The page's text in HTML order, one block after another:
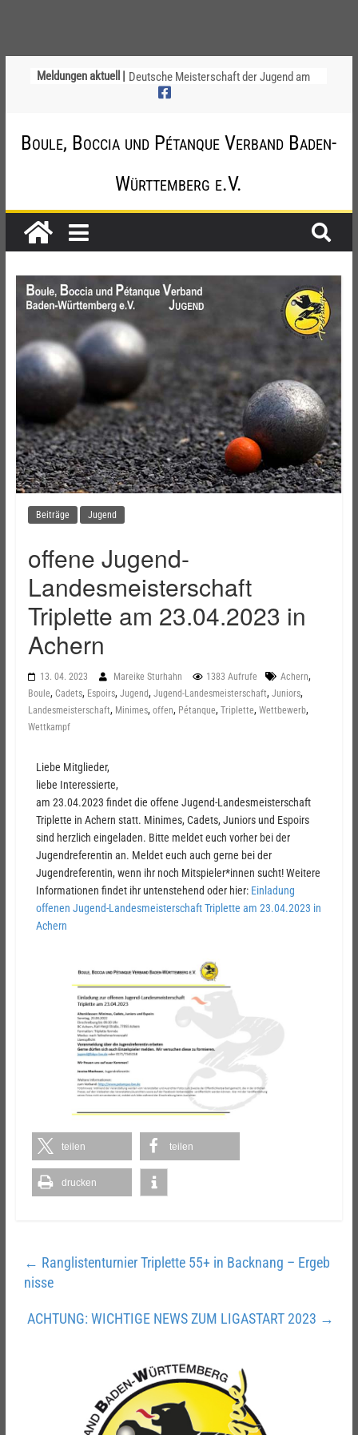
Meldungen aktuell | Deutsche Meisterschaft der Jugend am
12. / 13. September 2026 – die
am 20.09.2026
2026
Jahr beim TSV Badenia Feudenheim
Boule, Boccia und Pétanque Verband Baden-
Württemberg e.V.
Beiträge Jugend
offene Jugend-
Landesmeisterschaft ​
Triplette am 23.04.2023​ in
Achern
13. 04. 2023 Mareike Sturhahn 1383 Aufrufe Achern,
Boule, Cadets, Espoirs, Jugend, Jugend-Landesmeisterschaft, Juniors,
Landesmeisterschaft, Minimes, offen, Pétanque, Triplette, Wettbewerb,
Wettkampf
Liebe Mitglieder,
liebe Interessierte,
am 23.04.2023 findet die offene Jugend-Landesmeisterschaft
Triplette in Achern statt. Minimes, Cadets, Juniors und Espoirs
sind herzlich eingeladen. Bitte meldet euch vorher bei der
Jugendreferentin an. Meldet euch auch gerne bei der
Jugendreferentin, wenn ihr noch Mitspieler*innen sucht! Weitere
Informationen findet ihr untenstehend oder hier: Einladung
offenen Jugend-Landesmeisterschaft Triplette am 23.04.2023 in
Achern
teilen teilen
drucken
← Ranglistenturnier Triplette 55+ in Backnang – Ergeb
nisse
ACHTUNG: WICHTIGE NEWS ZUM LIGASTART 2023 →